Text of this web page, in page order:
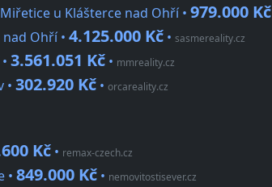
u Klášterce nad Ohří • 979.000 Kč
Ohří • 4.125.000 Kč • sasmereality.cz
3.561.051 Kč • mmreality.cz
• 302.920 Kč • orcareality.cz
Kč • remax-czech.cz
• 849.000 Kč • nemovitostisever.cz